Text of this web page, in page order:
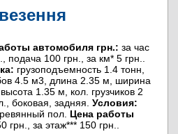
автомобиля грн.: за час
подача 100 грн., за км* 5 грн..
грузоподъемность 1.4 тонн,
4.5 м3, длина 2.35 м, ширина
1.35 м, кол. грузчиков 2
боковая, задняя. Условия:
пол. Цена работы
грн., за этаж*** 150 грн..